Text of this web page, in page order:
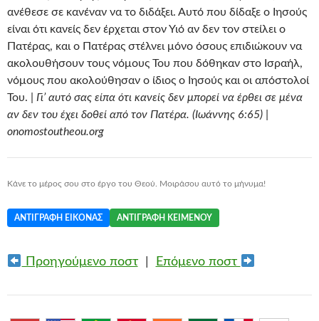
ανέθεσε σε κανέναν να το διδάξει. Αυτό που δίδαξε ο Ιησούς
είναι ότι κανείς δεν έρχεται στον Υιό αν δεν τον στείλει ο
Πατέρας, και ο Πατέρας στέλνει μόνο όσους επιδιώκουν να
ακολουθήσουν τους νόμους Του που δόθηκαν στο Ισραήλ,
νόμους που ακολούθησαν ο ίδιος ο Ιησούς και οι απόστολοί
Του. | Γι’ αυτό σας είπα ότι κανείς δεν μπορεί να έρθει σε μένα
αν δεν του έχει δοθεί από τον Πατέρα. (Ιωάννης 6:65) |
onomostoutheou.org
Κάνε το μέρος σου στο έργο του Θεού. Μοιράσου αυτό το μήνυμα!
ΑΝΤΙΓΡΑΦΉ ΕΙΚΌΝΑΣ ΑΝΤΙΓΡΑΦΉ ΚΕΙΜΈΝΟΥ
Προηγούμενο ποστ| Επόμενο ποστ